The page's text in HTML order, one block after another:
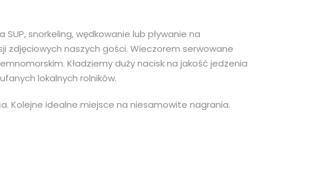
snorkeling, wędkowanie lub pływanie na
zdjęciowych naszych gości. Wieczorem serwowane
Kładziemy duży nacisk na jakość jedzenia
lokalnych rolników.
Kolejne idealne miejsce na niesamowite nagrania.